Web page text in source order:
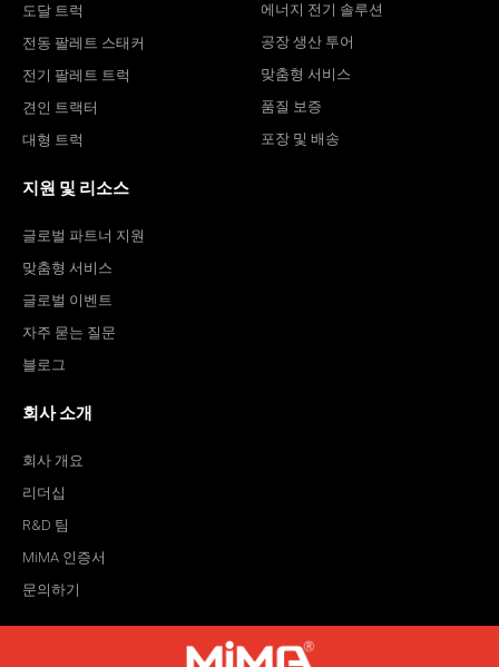
도달 트럭
전동 팔레트 스태커
전기 팔레트 트럭
견인 트랙터
대형 트럭
에너지 전기 솔루션
공장 생산 투어
맞춤형 서비스
품질 보증
포장 및 배송
지원 및 리소스
글로벌 파트너 지원
맞춤형 서비스
글로벌 이벤트
자주 묻는 질문
블로그
회사 소개
회사 개요
리더십
R&D 팀
MiMA 인증서
문의하기